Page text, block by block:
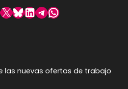
X Bluesky
LinkedIn
Telegram
WhatsApp
las nuevas ofertas de trabajo